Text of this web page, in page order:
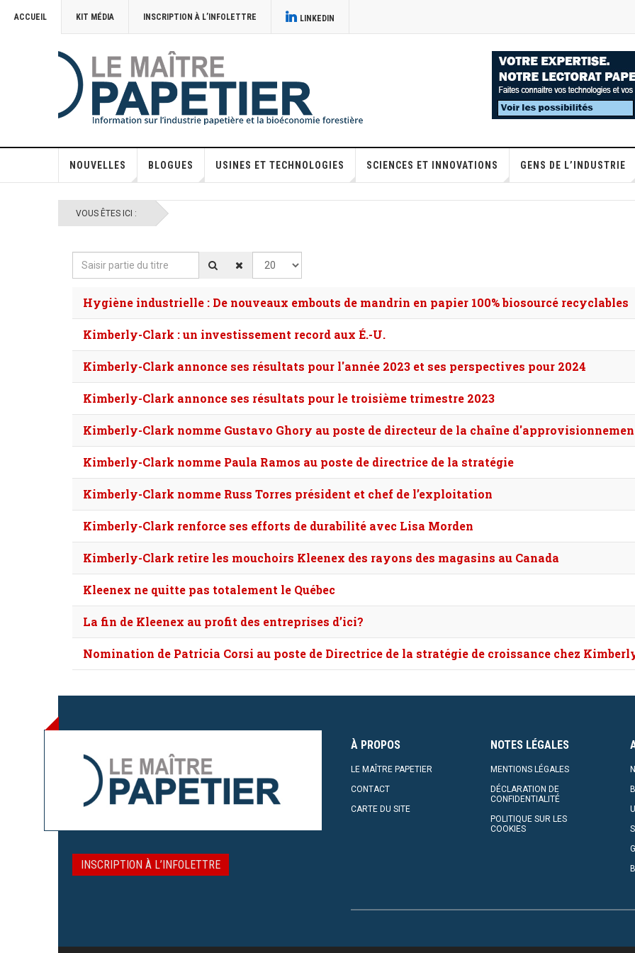
ACCUEIL KIT MÉDIA INSCRIPTION À L’INFOLETTRE LINKEDIN
NOUVELLES BLOGUES USINES ET TECHNOLOGIES SCIENCES ET INNOVATIONS GENS DE L’INDUSTRIE
VOUS ÊTES ICI :
Saisir partie du titre Afficher #
Hygiène industrielle : De nouveaux embouts de mandrin en papier 100% biosourcé recyclables
Kimberly-Clark : un investissement record aux É.-U.
Kimberly-Clark annonce ses résultats pour l'année 2023 et ses perspectives pour 2024
Kimberly-Clark annonce ses résultats pour le troisième trimestre 2023
Kimberly-Clark nomme Gustavo Ghory au poste de directeur de la chaîne
Kimberly-Clark nomme Paula Ramos au poste de directrice de la stratégie
Kimberly-Clark nomme Russ Torres président et chef de l’exploitation
Kimberly-Clark renforce ses efforts de durabilité avec Lisa Morden
Kimberly-Clark retire les mouchoirs Kleenex des rayons des magasins au Canada
Kleenex ne quitte pas totalement le Québec
La fin de Kleenex au profit des entreprises d’ici?
Nomination de Patricia Corsi au poste de Directrice de la stratégie de croissance chez
INSCRIPTION À L’INFOLETTRE
À PROPOS
LE MAÎTRE PAPETIER
CONTACT
CARTE DU SITE
NOTES LÉGALES
MENTIONS LÉGALES
DÉCLARATION DE
CONFIDENTIALITÉ
POLITIQUE SUR LES
COOKIES